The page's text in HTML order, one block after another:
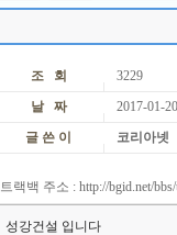
조 회
3229
날 짜
2017-01-
글 쓴 이
코리아넷
트랙백 주소 : http://bgid.net/
성강건설 입니다